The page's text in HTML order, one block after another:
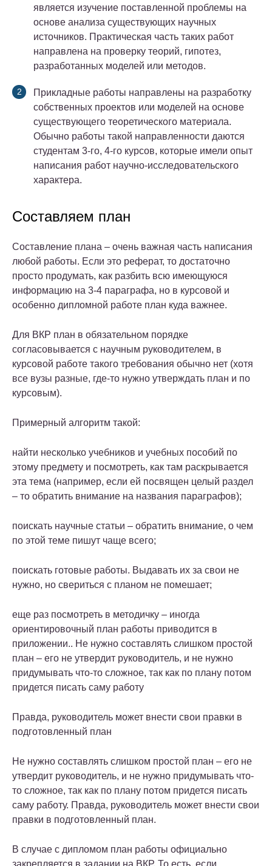
является изучение поставленной проблемы на
основе анализа существующих научных
источников. Практическая часть таких работ
направлена на проверку теорий, гипотез,
разработанных моделей или методов.
Прикладные работы направлены на разработку
собственных проектов или моделей на основе
существующего теоретического материала.
Обычно работы такой направленности даются
студентам 3-го, 4-го курсов, которые имели опыт
написания работ научно-исследовательского
характера.
Составляем план
Составление плана – очень важная часть написания
любой работы. Если это реферат, то достаточно
просто продумать, как разбить всю имеющуюся
информацию на 3-4 параграфа, но в курсовой и
особенно дипломной работе план куда важнее.
Для ВКР план в обязательном порядке
согласовывается с научным руководителем, в
курсовой работе такого требования обычно нет (хотя
все вузы разные, где-то нужно утверждать план и по
курсовым).
Примерный алгоритм такой:
найти несколько учебников и учебных пособий по
этому предмету и посмотреть, как там раскрывается
эта тема (например, если ей посвящен целый раздел
– то обратить внимание на названия параграфов);
поискать научные статьи – обратить внимание, о чем
по этой теме пишут чаще всего;
поискать готовые работы. Выдавать их за свои не
нужно, но свериться с планом не помешает;
еще раз посмотреть в методичку – иногда
ориентировочный план работы приводится в
приложении.. Не нужно составлять слишком простой
план – его не утвердит руководитель, и не нужно
придумывать что-то сложное, так как по плану потом
придется писать саму работу
Правда, руководитель может внести свои правки в
подготовленный план
Не нужно составлять слишком простой план – его не
утвердит руководитель, и не нужно придумывать что-
то сложное, так как по плану потом придется писать
саму работу. Правда, руководитель может внести свои
правки в подготовленный план.
В случае с дипломом план работы официально
закрепляется в задании на ВКР. То есть, если